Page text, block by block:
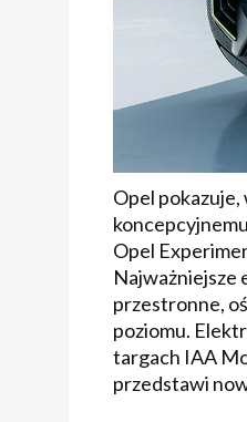
Opel pokazuje,
Opel
Najważniejsze
przestronne,
poziomu.
targach IAA
przedstawi